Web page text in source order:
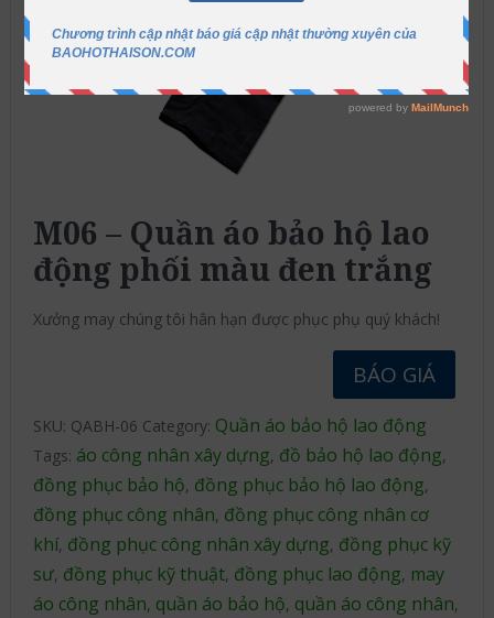
M06 – Quần áo bảo hộ lao
động phối màu đen trắng
Xưởng may chúng tôi hân hạn được phục phụ quý khách!
BÁO GIÁ
SKU: QABH-06 Category: Quần áo bảo hộ lao động
Tags: áo công nhân xây dựng, đồ bảo hộ lao động,
đồng phục bảo hộ, đồng phục bảo hộ lao động,
đồng phục công nhân, đồng phục công nhân cơ
khí, đồng phục công nhân xây dựng, đồng phục kỹ
sư, đồng phục kỹ thuật, đồng phục lao động, may
áo công nhân, quần áo bảo hộ, quần áo công nhân,